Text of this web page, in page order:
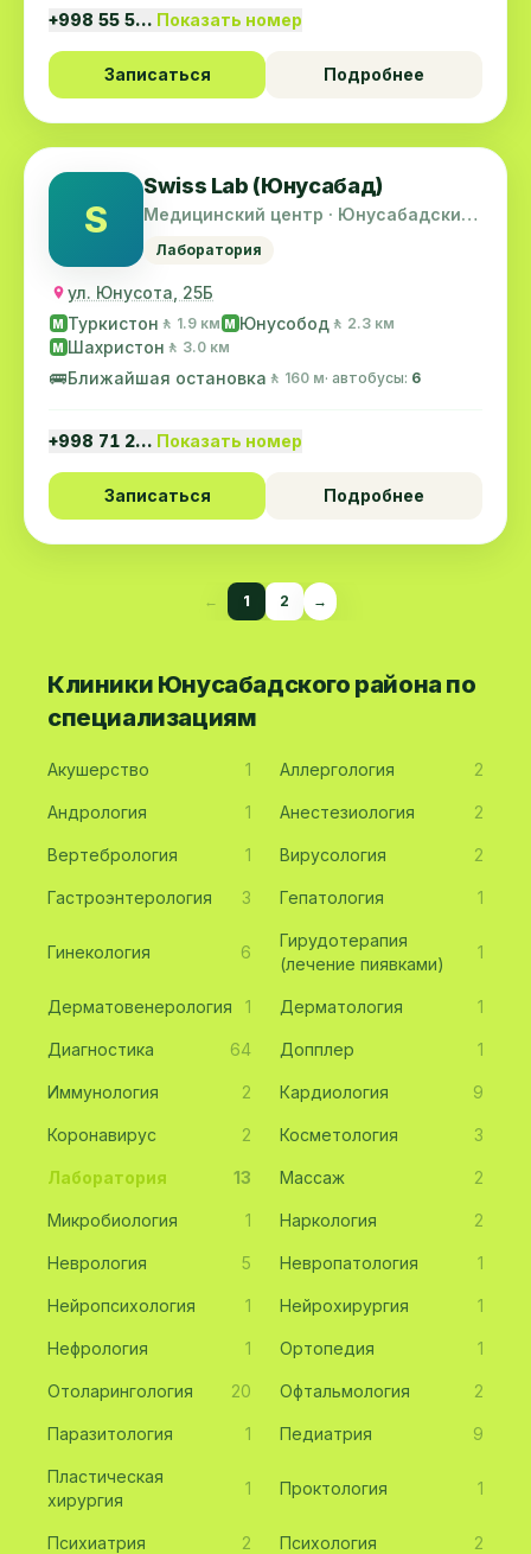
+998 55 5… Показать номер
Записаться Подробнее
S
Swiss Lab (Юнусабад)
Медицинский центр · Юнусабадский
Лаборатория
ул. Юнусота, 25Б
M Туркистон 🚶 1.9 км M Юнусобод 🚶 2.3 км
M Шахристон 🚶 3.0 км
🚌Ближайшая остановка 🚶 160 м· автобусы: 6
+998 71 2… Показать номер
Записаться Подробнее
← 1 2 →
Клиники Юнусабадского района по
специализациям
Акушерство 1 Аллергология 2
Андрология 1 Анестезиология 2
Вертебрология 1 Вирусология 2
Гастроэнтерология 3 Гепатология 1
Гинекология 6
Гирудотерапия
(лечение пиявками)
1
Дерматовенерология 1 Дерматология 1
Диагностика 64 Допплер 1
Иммунология 2 Кардиология 9
Коронавирус 2 Косметология 3
Лаборатория 13 Массаж 2
Микробиология 1 Наркология 2
Неврология 5 Невропатология 1
Нейропсихология 1 Нейрохирургия 1
Нефрология 1 Ортопедия 1
Отоларингология 20 Офтальмология 2
Паразитология 1 Педиатрия 9
Пластическая
хирургия
1 Проктология 1
Психиатрия 2 Психология 2